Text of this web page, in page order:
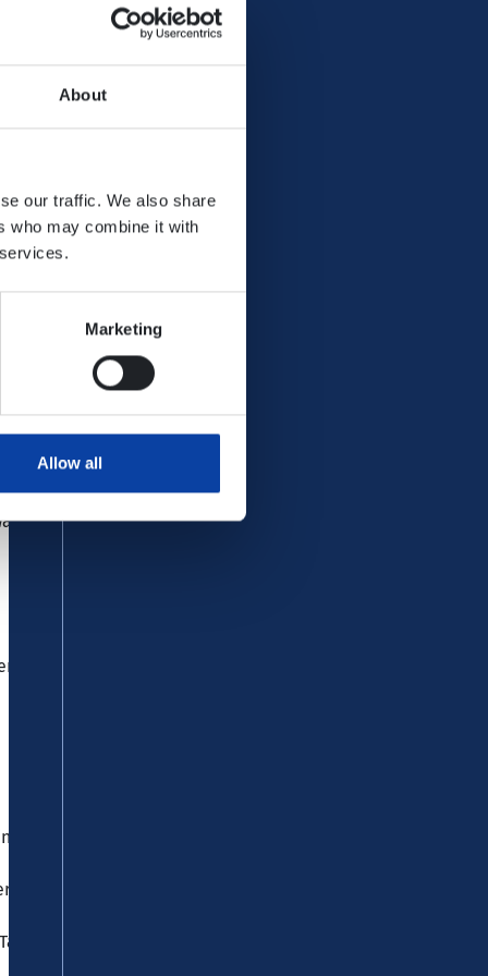
About
our traffic. We also share
who may combine it with
Marketing
Allow all
Neues probieren – entspannt,
l) auswählen. Die Bons sind
Gläserbude auf dem Ahrweiler
für den